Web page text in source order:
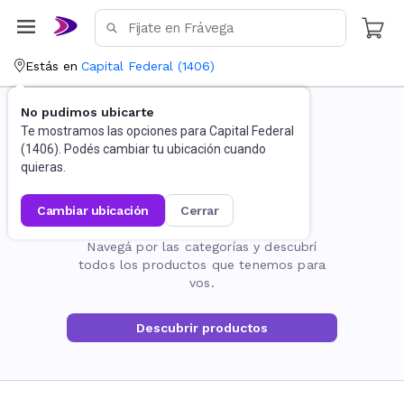
Estás en Capital Federal (1406)
No pudimos ubicarte
Te mostramos las opciones para Capital Federal
(1406). Podés cambiar tu ubicación cuando
quieras.
cambiar ubicación cerrar
La página no existe
Navegá por las categorías y descubrí
todos los productos que tenemos para
vos.
Descubrir productos